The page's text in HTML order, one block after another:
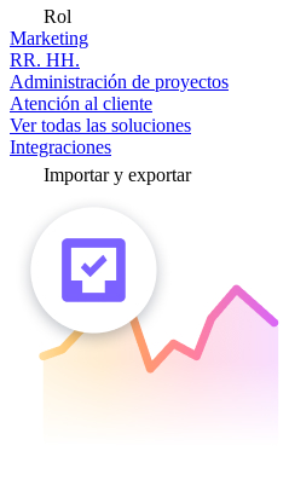
Rol
Marketing
RR. HH.
Administración de proyectos
Atención al cliente
Ver todas las soluciones
Integraciones
Importar y exportar